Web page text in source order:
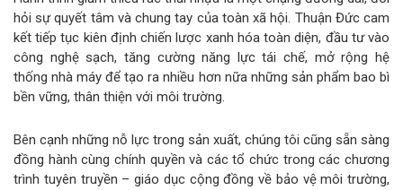
hỏi sự quyết tâm và chung tay của toàn xã hội. Thuận Đức cam
kết tiếp tục kiên định chiến lược xanh hóa toàn diện, đầu tư vào
công nghệ sạch, tăng cường năng lực tái chế, mở rộng hệ
thống nhà máy để tạo ra nhiều hơn nữa những sản phẩm bao bì
bền vững, thân thiện với môi trường.
Bên cạnh những nỗ lực trong sản xuất, chúng tôi cũng sẵn sàng
đồng hành cùng chính quyền và các tổ chức trong các chương
trình tuyên truyền – giáo dục cộng đồng về bảo vệ môi trường,